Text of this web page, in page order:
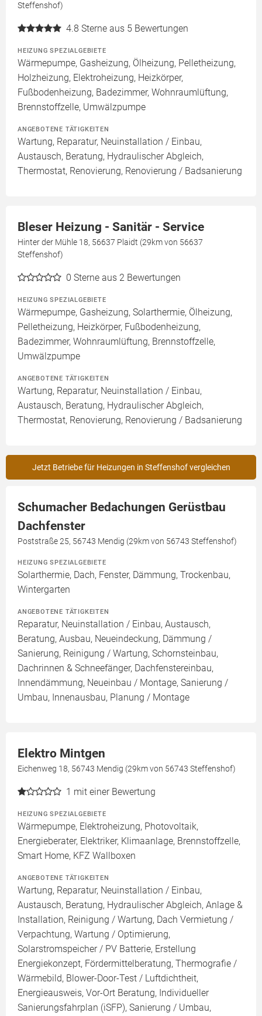
Steffenshof)
4.8 Sterne aus 5 Bewertungen
HEIZUNG SPEZIALGEBIETE
Wärmepumpe, Gasheizung, Ölheizung, Pelletheizung,
Holzheizung, Elektroheizung, Heizkörper,
Fußbodenheizung, Badezimmer, Wohnraumlüftung,
Brennstoffzelle, Umwälzpumpe
ANGEBOTENE TÄTIGKEITEN
Wartung, Reparatur, Neuinstallation / Einbau,
Austausch, Beratung, Hydraulischer Abgleich,
Thermostat, Renovierung, Renovierung / Badsanierung
Bleser Heizung - Sanitär - Service
Hinter der Mühle 18, 56637 Plaidt (29km von 56637
Steffenshof)
0 Sterne aus 2 Bewertungen
HEIZUNG SPEZIALGEBIETE
Wärmepumpe, Gasheizung, Solarthermie, Ölheizung,
Pelletheizung, Heizkörper, Fußbodenheizung,
Badezimmer, Wohnraumlüftung, Brennstoffzelle,
Umwälzpumpe
ANGEBOTENE TÄTIGKEITEN
Wartung, Reparatur, Neuinstallation / Einbau,
Austausch, Beratung, Hydraulischer Abgleich,
Thermostat, Renovierung, Renovierung / Badsanierung
Jetzt Betriebe für Heizungen in Steffenshof vergleichen
Schumacher Bedachungen Gerüstbau
Dachfenster
Poststraße 25, 56743 Mendig (29km von 56743 Steffenshof)
HEIZUNG SPEZIALGEBIETE
Solarthermie, Dach, Fenster, Dämmung, Trockenbau,
Wintergarten
ANGEBOTENE TÄTIGKEITEN
Reparatur, Neuinstallation / Einbau, Austausch,
Beratung, Ausbau, Neueindeckung, Dämmung /
Sanierung, Reinigung / Wartung, Schornsteinbau,
Dachrinnen & Schneefänger, Dachfenstereinbau,
Innendämmung, Neueinbau / Montage, Sanierung /
Umbau, Innenausbau, Planung / Montage
Elektro Mintgen
Eichenweg 18, 56743 Mendig (29km von 56743 Steffenshof)
1 mit einer Bewertung
HEIZUNG SPEZIALGEBIETE
Wärmepumpe, Elektroheizung, Photovoltaik,
Energieberater, Elektriker, Klimaanlage, Brennstoffzelle,
Smart Home, KFZ Wallboxen
ANGEBOTENE TÄTIGKEITEN
Wartung, Reparatur, Neuinstallation / Einbau,
Austausch, Beratung, Hydraulischer Abgleich, Anlage &
Installation, Reinigung / Wartung, Dach Vermietung /
Verpachtung, Wartung / Optimierung,
Solarstromspeicher / PV Batterie, Erstellung
Energiekonzept, Fördermittelberatung, Thermografie /
Wärmebild, Blower-Door-Test / Luftdichtheit,
Energieausweis, Vor-Ort Beratung, Individueller
Sanierungsfahrplan (iSFP), Sanierung / Umbau,